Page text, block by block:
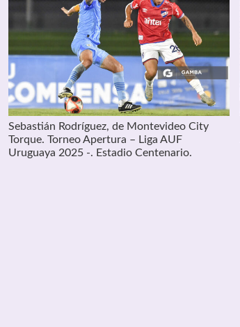
Sebastián Rodríguez, de Montevideo City
Torque. Torneo Apertura – Liga AUF
Uruguaya 2025 -. Estadio Centenario.